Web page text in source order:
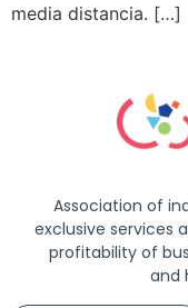
media distancia. […]
Association of
exclusive services
profitability of
and